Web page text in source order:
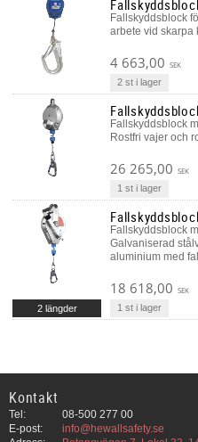
Fallskyddsblock
arbete vid skarpa
4 663,00 SEK
2 st i lager
Fallskyddsblock
Rostfri vajer och
26 265,00 SEK
1 st i lager
Fallskyddsblock
Galvaniserad
aluminium med
18 618,00 SEK
2 längder 1 st i lager
Kontakt
Tel:
08-500 277 00
E-post:
info@hewallsafety.se